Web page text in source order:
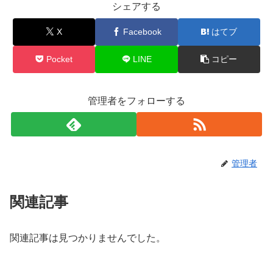
e
o
o
er
n
ot
e
シェアする
X Facebook はてブ
Pocket LINE コピー
管理者をフォローする
管理者
関連記事
関連記事は見つかりませんでした。